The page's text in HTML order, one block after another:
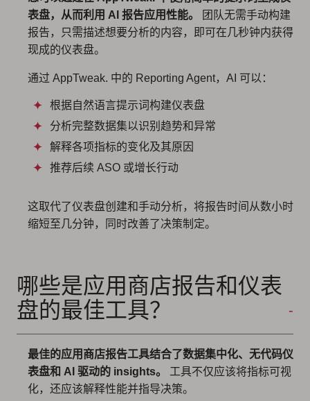
表盘，从而利用 AI 报告应用性能。
团队无需手动构建
报告，只需描述想要分析的内容，即可在几秒钟内获得
现成的仪表盘。
通过 AppTweak. 中的 Reporting Agent，AI 可以：
根据自然语言提示词构建仪表盘
分析完整数据集以识别趋势和异常
解释各项指标的变化及其原因
推荐后续 ASO 或增长行动
这取代了仪表盘创建和手动分析，将报告时间从数小时
缩短至几分钟，同时改善了决策制定。
哪些是应用商店报告和仪表
盘的最佳工具？
最佳的应用商店报告工具结合了数据集中化、无代码仪
表盘和 AI 驱动的 insights。
工具不仅应该将指标可视
化，还应该解释性能并指导决策。